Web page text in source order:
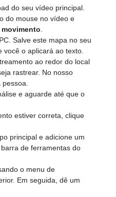
do seu vídeo principal.
do mouse no vídeo e
movimento
Salve este mapa no seu
você o aplicará ao texto.
ao redor do local
rastrear. No nosso
e aguarde até que o
estiver correta, clique
principal e adicione um
de ferramentas do
o menu de
Em seguida, dê um